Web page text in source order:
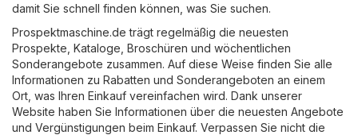
damit Sie schnell finden können, was Sie suchen.
Prospektmaschine.de trägt regelmäßig die neuesten
Prospekte, Kataloge, Broschüren und wöchentlichen
Sonderangebote zusammen. Auf diese Weise finden Sie alle
Informationen zu Rabatten und Sonderangeboten an einem
Ort, was Ihren Einkauf vereinfachen wird. Dank unserer
Website haben Sie Informationen über die neuesten Angebote
und Vergünstigungen beim Einkauf. Verpassen Sie nicht die